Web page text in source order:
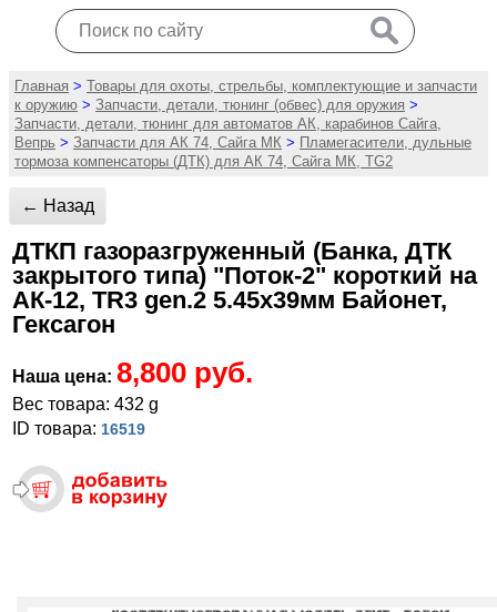
Главная > Товары для охоты, стрельбы, комплектующие и запчасти
к оружию > Запчасти, детали, тюнинг (обвес) для оружия >
Запчасти, детали, тюнинг для автоматов АК, карабинов Сайга,
Вепрь > Запчасти для АК 74, Сайга МК > Пламегасители, дульные
тормоза компенсаторы (ДТК) для АК 74, Сайга МК, TG2
← Назад
ДТКП газоразгруженный (Банка, ДТК
закрытого типа) "Поток-2" короткий на
АК-12, TR3 gen.2 5.45х39мм Байонет,
Гексагон
Наша цена: 8,800 руб.
Вес товара: 432 g
ID товара: 16519